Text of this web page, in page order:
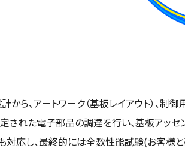
ら、アートワーク（基板レイアウト）、制
れた電子部品の調達を行い、基板アッ
応し、最終的には全数性能試験(お客様